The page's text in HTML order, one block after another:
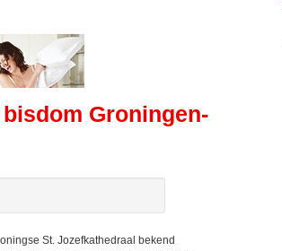
Groningen-
St. Jozefkathedraal bekend